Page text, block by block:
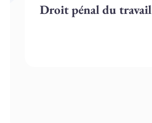
Droit pénal du travail